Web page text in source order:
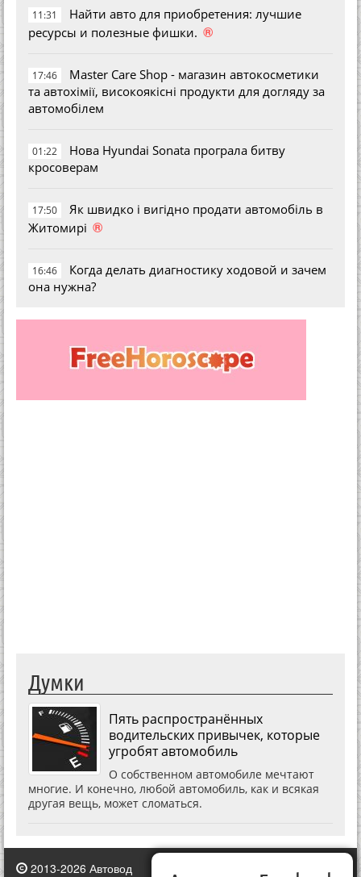
11:31
Найти авто для приобретения: лучшие
ресурсы и полезные фишки. ®
17:46
Master Care Shop - магазин автокосметики
та автохімії, високоякісні продукти для догляду за
автомобілем
01:22
Нова Hyundai Sonata програла битву
кросоверам
17:50
Як швидко і вигідно продати автомобіль в
Житомирі ®
16:46
Когда делать диагностику ходовой и зачем
она нужна?
Думки
Пять распространённых
водительских привычек, которые
угробят автомобиль
О собственном автомобиле мечтают
многие. И конечно, любой автомобиль, как и всякая
другая вещь, может сломаться.
2013-2026 Автовод